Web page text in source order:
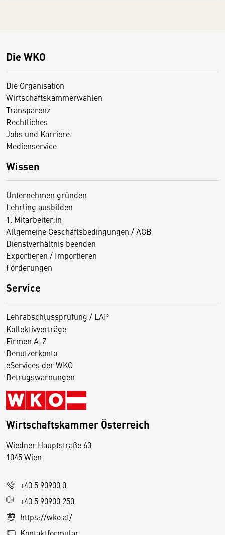
Die WKO
Die Organisation
Wirtschaftskammerwahlen
Transparenz
Rechtliches
Jobs und Karriere
Medienservice
Wissen
Unternehmen gründen
Lehrling ausbilden
1. Mitarbeiter:in
Allgemeine Geschäftsbedingungen / AGB
Dienstverhältnis beenden
Exportieren / Importieren
Förderungen
Service
Lehrabschlussprüfung / LAP
Kollektivverträge
Firmen A-Z
Benutzerkonto
eServices der WKO
Betrugswarnungen
Wirtschaftskammer Österreich
Wiedner Hauptstraße 63
1045 Wien
+43 5 90900 0
+43 5 90900 250
https://wko.at/
D
s
e
S
e